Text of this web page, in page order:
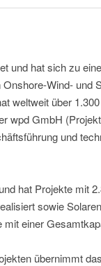
und hat sich zu
Wind- und
weltweit über
wpd GmbH
und
hat Projekte mit
sowie
einer
übernimmt